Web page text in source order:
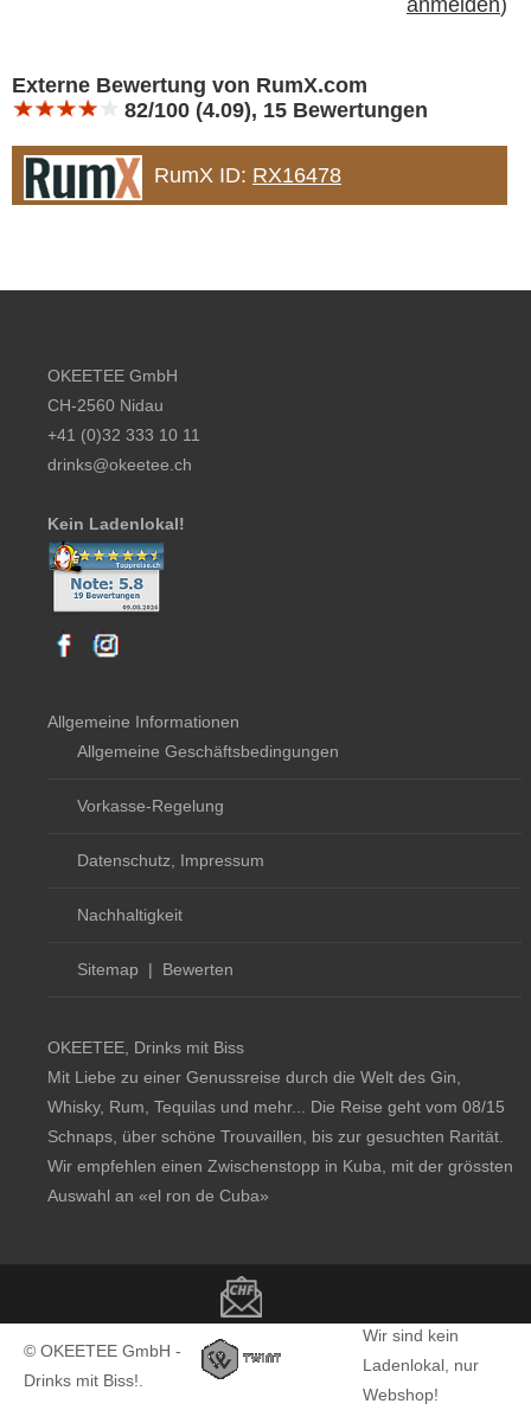
anmelden)
Bewertung 10
Externe Bewertung von RumX.com
82/100 (4.09), 15 Bewertungen
RumX ID: RX16478
© OKEETEE GmbH -
Drinks mit Biss!.
Wir sind kein
Ladenlokal, nur
Webshop!
OKEETEE GmbH
CH-2560 Nidau
+41 (0)32 333 10 11
drinks@okeetee.ch
Kein Ladenlokal!
Allgemeine Informationen
Allgemeine Geschäftsbedingungen
Vorkasse-Regelung
Datenschutz, Impressum
Nachhaltigkeit
Sitemap | Bewerten
OKEETEE, Drinks mit Biss
Mit Liebe zu einer Genussreise durch die Welt des Gin,
Whisky, Rum, Tequilas und mehr... Die Reise geht vom 08/15
Schnaps, über schöne Trouvaillen, bis zur gesuchten Rarität.
Wir empfehlen einen Zwischenstopp in Kuba, mit der grössten
Auswahl an «el ron de Cuba»